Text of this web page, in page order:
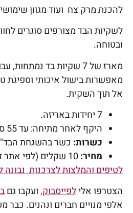
להכנת מרק צח ועוד מגוון
לשקיות הבד מצורפים סוגרים
ובטוחה.
מארז של 7 שקיות בד
מאפשרות בישול איכותי וספיגת
אל תוך השקית.
7 יחידות באריזה.
היקף לאחר מתיחה: עד 55 ס"מ.
כשרות: כשר בהשגחת
מחיר:
לטיפים והמלצות לצרכנות נבונה
הצטרפו אלילפייסבוק,ועקבו גם
אלפי מנויים חברים ונהנים. כבר מעל 10